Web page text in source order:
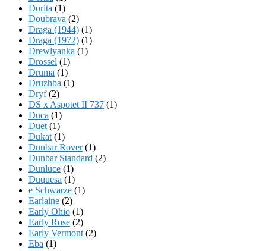
Dorita (1)
Doubrava (2)
Draga (1944) (1)
Draga (1972) (1)
Drewlyanka (1)
Drossel (1)
Druma (1)
Druzhba (1)
Dryf(2)
DS x Aspotet II 737 (1)
Duca (1)
Duet (1)
Dukat (1)
Dunbar Rover(1)
Dunbar Standard (2)
Dunluce (1)
Duquesa (1)
e Schwarze (1)
Earlaine (2)
Early Ohio (1)
Early Rose (2)
Early Vermont (2)
Eba (1)